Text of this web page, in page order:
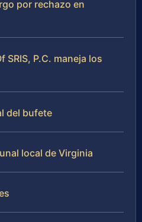
por rechazo en
SRIS, P.C. maneja los
del bufete
local de Virginia